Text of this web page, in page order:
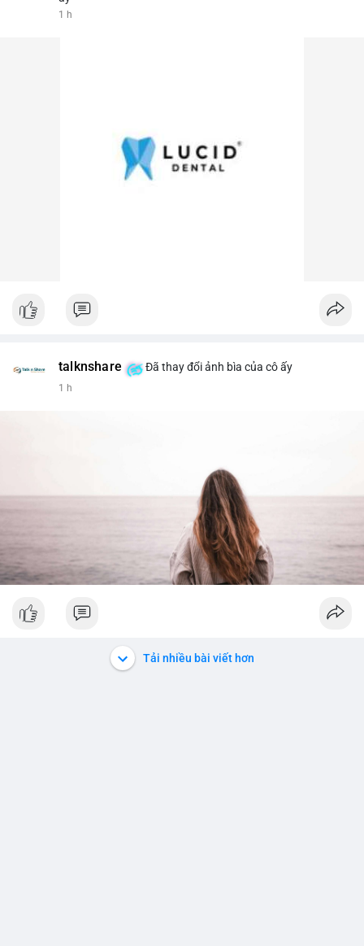
1 h
talknshare Đã thay đổi ảnh bìa của cô ấy
1 h
Tải nhiều bài viết hơn